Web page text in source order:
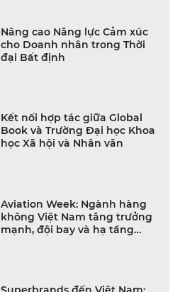
Nâng cao Năng lực Cảm xúc
cho Doanh nhân trong Thời
đại Bất định
Kết nối hợp tác giữa Global
Book và Trường Đại học Khoa
học Xã hội và Nhân văn
Aviation Week: Ngành hàng
không Việt Nam tăng trưởng
mạnh, đội bay và hạ tầng